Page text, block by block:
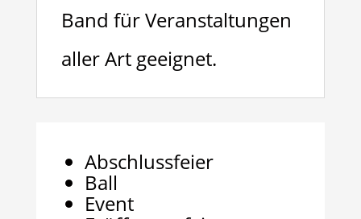
Band für Veranstaltungen
aller Art geeignet.
Abschlussfeier
Ball
Event